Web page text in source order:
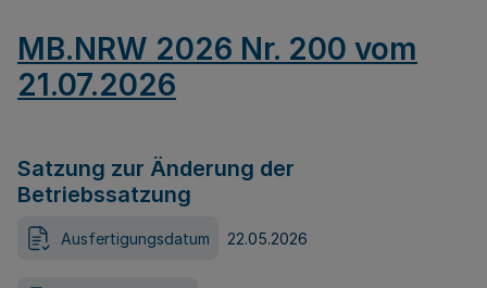
MB.NRW 2026 Nr. 200 vom
21.07.2026
Satzung zur Änderung der
Betriebssatzung
Ausfertigungsdatum 22.05.2026